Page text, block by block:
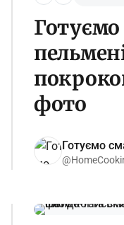
Готуємо
фото
Готуємо